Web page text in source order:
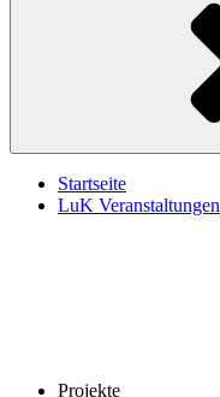
Startseite
LuK Veranstaltungen
Projekte